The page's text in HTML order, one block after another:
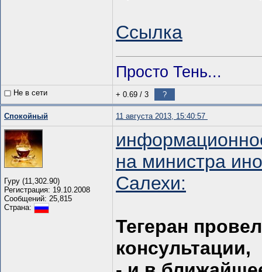
Ссылка
Просто Тень...
Не в сети + 0.69 / 3 ?
Спокойный 11 августа 2013, 15:40:57
Гуру (11,302.90)
Регистрация: 19.10.2008
Сообщений: 25,815
Страна:
на министра
Салехи:
Тегеран
консультации,